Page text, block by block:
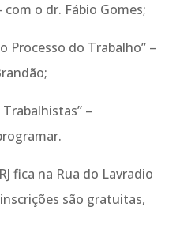
o dr. Fábio Gomes;
Processo do Trabalho” –
Trabalhistas” –
fica na Rua do Lavradio
inscrições são gratuitas,